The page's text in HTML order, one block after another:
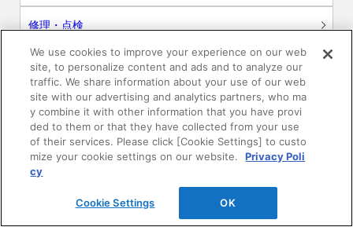
修理・点検
お問い合わせ
ログイン
建築・設計関係者様向けサイト
ユーザー登録サービス
WEB見積システム
We use cookies to improve your experience on our web
site, to personalize content and ads and to analyze our
traffic. We share information about your use of our web
site with our advertising and analytics partners, who ma
y combine it with other information that you have provi
ded to them or that they have collected from your use
of their services. Please click [Cookie Settings] to custo
mize your cookie settings on our website.
Privacy Poli
cy
Cookie Settings OK